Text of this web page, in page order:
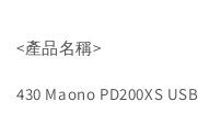
<產品名稱>
430 Maono PD200XS